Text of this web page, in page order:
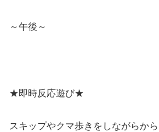
～午後～
★即時反応遊び★
スキップやクマ歩きをしながらか